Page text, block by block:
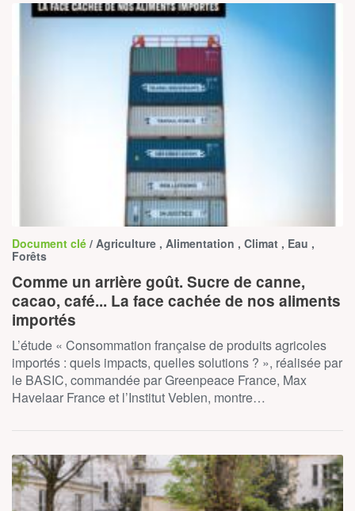
Document clé / Agriculture , Alimentation , Climat , Eau ,
Forêts
Comme un arrière goût. Sucre de canne,
cacao, café... La face cachée de nos aliments
importés
L’étude « Consommation française de produits agricoles
importés : quels impacts, quelles solutions ? », réalisée par
le BASIC, commandée par Greenpeace France, Max
Havelaar France et l’Institut Veblen, montre…